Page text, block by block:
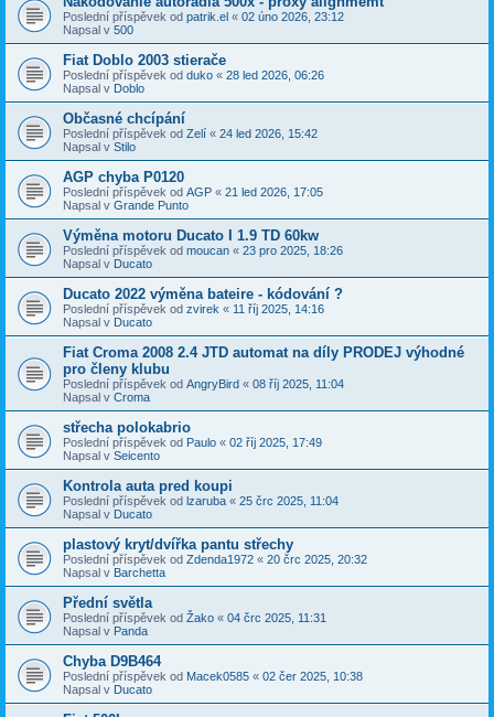
Poslední příspěvek od patrik.el « 02 úno 2026, 23:12
Napsal v 500
Fiat Doblo 2003 stierače
Poslední příspěvek od duko « 28 led 2026, 06:26
Napsal v Doblo
Občasné chcípání
Poslední příspěvek od Zelí « 24 led 2026, 15:42
Napsal v Stilo
AGP chyba P0120
Poslední příspěvek od AGP « 21 led 2026, 17:05
Napsal v Grande Punto
Výměna motoru Ducato I 1.9 TD 60kw
Poslední příspěvek od moucan « 23 pro 2025, 18:26
Napsal v Ducato
Ducato 2022 výměna bateire - kódování ?
Poslední příspěvek od zvirek « 11 říj 2025, 14:16
Napsal v Ducato
Fiat Croma 2008 2.4 JTD automat na díly PRODEJ výhodné
pro členy klubu
Poslední příspěvek od AngryBird « 08 říj 2025, 11:04
Napsal v Croma
střecha polokabrio
Poslední příspěvek od Paulo « 02 říj 2025, 17:49
Napsal v Seicento
Kontrola auta pred koupi
Poslední příspěvek od lzaruba « 25 črc 2025, 11:04
Napsal v Ducato
plastový kryt/dvířka pantu střechy
Poslední příspěvek od Zdenda1972 « 20 črc 2025, 20:32
Napsal v Barchetta
Přední světla
Poslední příspěvek od Žako « 04 črc 2025, 11:31
Napsal v Panda
Chyba D9B464
Poslední příspěvek od Macek0585 « 02 čer 2025, 10:38
Napsal v Ducato